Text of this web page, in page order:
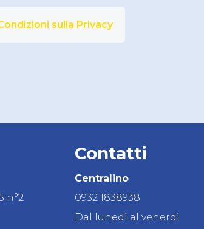
sulla Privacy
n°2
Contatti
Centralino
0932 1838938
Dal lunedì al venerdì